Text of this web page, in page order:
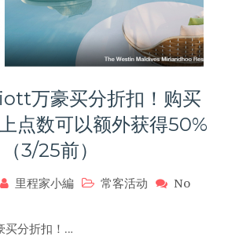
万豪买分折扣！购买
点数可以额外获得50%
3/25前）
里程家小編 常客活动
No
分折扣！…